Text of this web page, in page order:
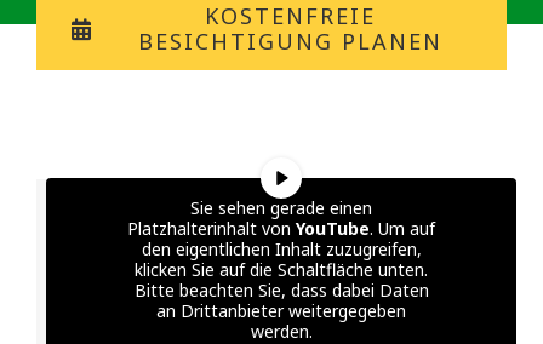
KOSTENFREIE
BESICHTIGUNG PLANEN
Sie sehen gerade einen
Platzhalterinhalt von YouTube. Um auf
den eigentlichen Inhalt zuzugreifen,
klicken Sie auf die Schaltfläche unten.
Bitte beachten Sie, dass dabei Daten
an Drittanbieter weitergegeben
werden.